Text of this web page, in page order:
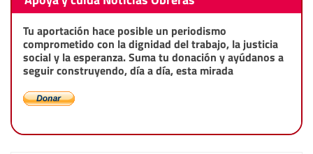
Tu aportación hace posible un periodismo
comprometido con la dignidad del trabajo, la justicia
social y la esperanza. Suma tu donación y ayúdanos a
seguir construyendo, día a día, esta mirada